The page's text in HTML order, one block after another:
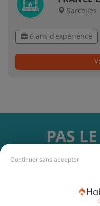
Continuer sans accepter
Sarcelles
6 ans d'expérience
PAS
choisir ? Demandez des devis